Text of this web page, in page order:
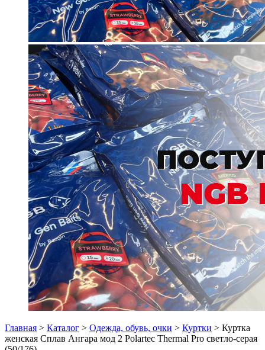
Главная > Каталог > Одежда, обувь, очки > Куртки > Куртка
женская Сплав Ангара мод 2 Polartec Thermal Pro светло-серая